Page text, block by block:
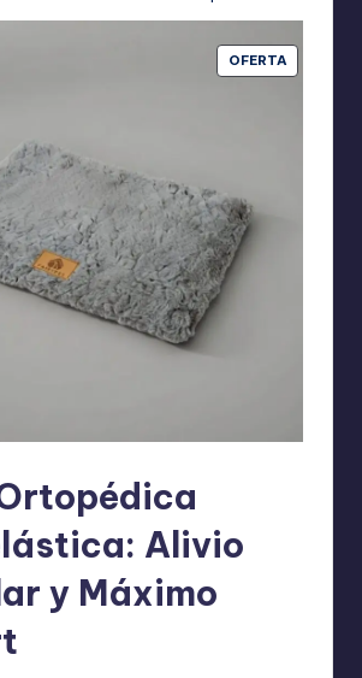
OFERTA
EN
Alivio
y Máximo